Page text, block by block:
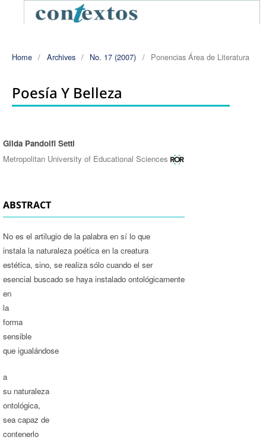
Home / Archives / No. 17 (2007) / Ponencias Área de Literatura
Poesía Y Belleza
Authors
Gilda Pandolfi Setti
Metropolitan University of Educational Sciences
ABSTRACT
No es el artilugio de la palabra en sí lo que
instala la naturaleza poética en la creatura
estética, sino, se realiza sólo cuando el ser
esencial buscado se haya instalado ontológicamente
en
la
forma
sensible
que igualándose
a
su naturaleza
ontológica,
sea capaz de
contenerlo